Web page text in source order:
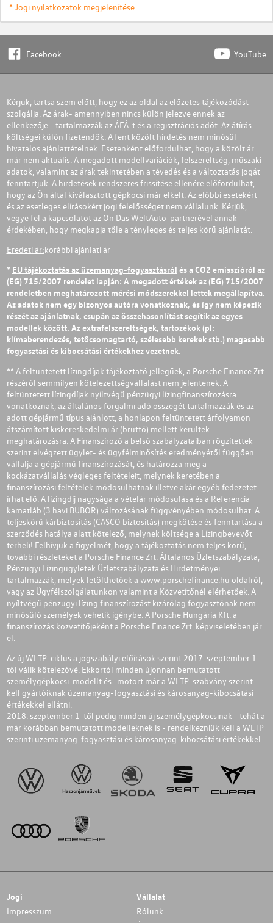
* Jogi nyilatkozatok megjelenítése
Facebook YouTube
Kérjük, tartsa szem előtt, hogy ez az oldal az előzetes tájékozódást
szolgálja. Az árak- amennyiben nincs külön jelezve ennek az
ellenkezője - tartalmazzák az ÁFÁ-t és a regisztrációs adót. Az átírás
költségei külön fizetendők. A fent közölt hirdetés nem minősül
hivatalos ajánlattételnek. Esetenként előfordulhat, hogy a közölt ár
már nem aktuális. A megadott modellvariációk, felszereltség, műszaki
adatok, valamint az árak tekintetében a tévedés és a változtatás jogát
fenntartjuk. A hirdetések rendszeres frissítése ellenére előfordulhat,
hogy az Ön által kiválasztott gépkocsi már elkelt. Az előbbi esetekért
és az esetleges elírásokért jogi felelősséget nem vállalunk. Kérjük,
vegye fel a kapcsolatot az Ön Das WeltAuto-partnerével annak
érdekében, hogy megkapja tőle a tényleges és teljes körű ajánlatát.
Eredeti ár:korábbi ajánlati ár
* EU tájékoztatás az üzemanyag-fogyasztásról és a CO2 emisszióról az
(EG) 715/2007 rendelet lapján: A megadott értékek az (EG) 715/2007
rendeletben meghatározott mérési módszerekkel lettek megállapítva.
Az adatok nem egy bizonyos autóra vonatkoznak, és így nem képezik
részét az ajánlatnak, csupán az összehasonlítást segítik az egyes
modellek között. Az extrafelszereltségek, tartozékok (pl:
klímaberendezés, tetőcsomagtartó, szélesebb kerekek stb.) magasabb
fogyasztási és kibocsátási értékekhez vezetnek.
** A feltüntetett lízingdíjak tájékoztató jellegűek, a Porsche Finance Zrt.
részéről semmilyen kötelezettségvállalást nem jelentenek. A
feltüntetett lízingdíjak nyíltvégű pénzügyi lízingfinanszírozásra
vonatkoznak, az általános forgalmi adó összegét tartalmazzák és az
adott gépjármű típus ajánlott, a honlapon feltüntetett árfolyamon
átszámított kiskereskedelmi ár (bruttó) mellett kerültek
meghatározásra. A Finanszírozó a belső szabályzataiban rögzítettek
szerint elvégzett ügylet- és ügyfélminősítés eredményétől függően
vállalja a gépjármű finanszírozását, és határozza meg a
kockázatvállalás végleges feltételeit, melynek keretében a
finanszírozási feltételek módosulhatnak illetve akár egyéb fedezetet
írhat elő. A lízingdíj nagysága a vételár módosulása és a Referencia
kamatláb (3 havi BUBOR) változásának függvényében módosulhat. A
teljeskörű kárbiztosítás (CASCO biztosítás) megkötése és fenntartása a
szerződés hatálya alatt kötelező, melynek költsége a Lízingbevevőt
terheli! Felhívjuk a figyelmét, hogy a tájékoztatás nem teljes körű,
további részleteket a Porsche Finance Zrt. Általános Üzletszabályzata,
Pénzügyi Lízingügyletek Üzletszabályzata és Hirdetményei
tartalmazzák, melyek letölthetőek a www.porschefinance.hu oldalról,
vagy az Ügyfélszolgálatunkon valamint a Közvetítőnél elérhetőek. A
nyíltvégű pénzügyi lízing finanszírozást kizárólag fogyasztónak nem
minősülő személyek vehetik igénybe. A Porsche Hungária Kft. a
finanszírozás közvetítőjeként a Porsche Finance Zrt. képviseletében jár
el.
Az új WLTP-ciklus a jogszabályi előírások szerint 2017. szeptember 1-
től válik kötelezővé. Ekkortól minden újonnan bemutatott
személygépkocsi-modellt és -motort már a WLTP-szabvány szerint
kell gyártóiknak üzemanyag-fogyasztási és károsanyag-kibocsátási
értékekkel ellátni.
2018. szeptember 1-től pedig minden új személygépkocsinak - tehát a
már korábban bemutatott modelleknek is - rendelkezniük kell a WLTP
szerinti üzemanyag-fogyasztási és károsanyag-kibocsátási értékekkel.
Jogi
Impresszum
Vállalat
Rólunk